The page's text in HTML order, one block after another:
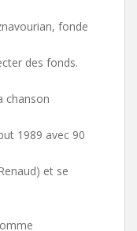
fonde
des fonds.
chanson
1989 avec 90
et se